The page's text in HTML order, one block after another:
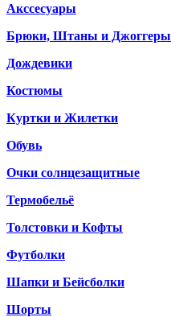
Акссесуары
Брюки, Штаны и Джоггеры
Дождевики
Костюмы
Куртки и Жилетки
Обувь
Очки солнцезащитные
Термобельё
Толстовки и Кофты
Футболки
Шапки и Бейсболки
Шорты